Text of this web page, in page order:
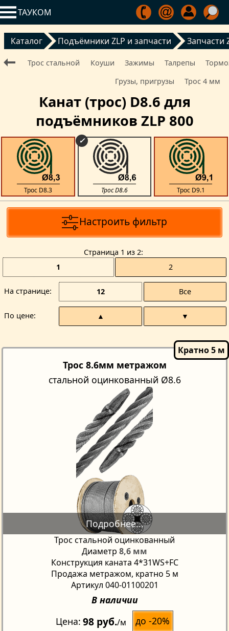
ТАУКОМ
Каталог Подъёмники ZLP и запчасти Запчасти
Трос стальной Коуши Зажимы Талрепы
Грузы, пригрузы
Трос 4 мм
Канат (трос) D8.6 для
подъёмников ZLP 800
Настроить фильтр
Страницa 1 из 2
1
2
На странице 12 Все
По цене ▲ ▼
Трос 8.6мм метражом
стальной оцинкованный Ø8.6
Трос стальной оцинкованный
Диаметр 8,6 мм
Конструкция каната 4*31WS+FC
Продажа метражом, кратно 5 м
Артикул 040-01100201
В наличии
Цена 98 руб./м до -20%
Трос D8.3 Трос D8.6 Трос D9.1